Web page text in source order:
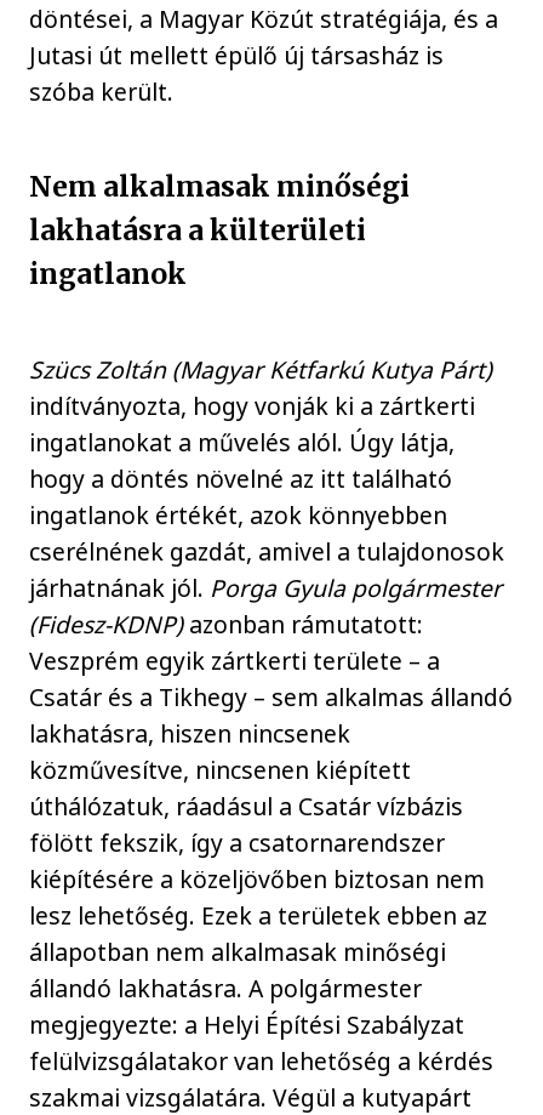
döntései, a Magyar Közút stratégiája, és a
Jutasi út mellett épülő új társasház is
szóba került.
Nem alkalmasak minőségi
lakhatásra a külterületi
ingatlanok
Szücs Zoltán (Magyar Kétfarkú Kutya Párt)
indítványozta, hogy vonják ki a zártkerti
ingatlanokat a művelés alól. Úgy látja,
hogy a döntés növelné az itt található
ingatlanok értékét, azok könnyebben
cserélnének gazdát, amivel a tulajdonosok
járhatnának jól. Porga Gyula polgármester
(Fidesz-KDNP)azonban rámutatott:
Veszprém egyik zártkerti területe – a
Csatár és a Tikhegy – sem alkalmas állandó
lakhatásra, hiszen nincsenek
közművesítve, nincsenen kiépített
úthálózatuk, ráadásul a Csatár vízbázis
fölött fekszik, így a csatornarendszer
kiépítésére a közeljövőben biztosan nem
lesz lehetőség. Ezek a területek ebben az
állapotban nem alkalmasak minőségi
állandó lakhatásra. A polgármester
megjegyezte: a Helyi Építési Szabályzat
felülvizsgálatakor van lehetőség a kérdés
szakmai vizsgálatára. Végül a kutyapárt